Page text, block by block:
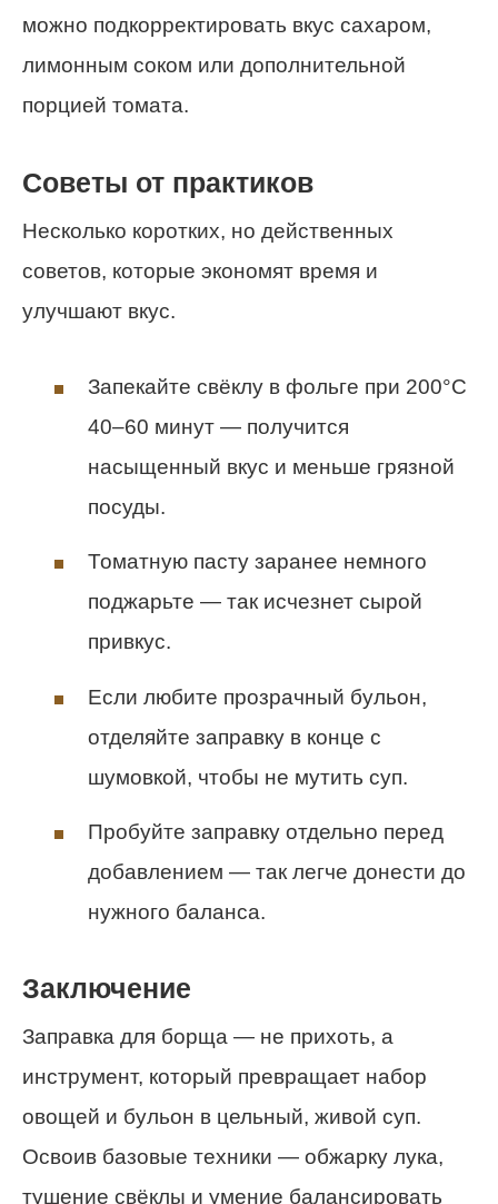
можно подкорректировать вкус сахаром,
лимонным соком или дополнительной
порцией томата.
Советы от практиков
Несколько коротких, но действенных
советов, которые экономят время и
улучшают вкус.
Запекайте свёклу в фольге при 200°C
40–60 минут — получится
насыщенный вкус и меньше грязной
посуды.
Томатную пасту заранее немного
поджарьте — так исчезнет сырой
привкус.
Если любите прозрачный бульон,
отделяйте заправку в конце с
шумовкой, чтобы не мутить суп.
Пробуйте заправку отдельно перед
добавлением — так легче донести до
нужного баланса.
Заключение
Заправка для борща — не прихоть, а
инструмент, который превращает набор
овощей и бульон в цельный, живой суп.
Освоив базовые техники — обжарку лука,
тушение свёклы и умение балансировать